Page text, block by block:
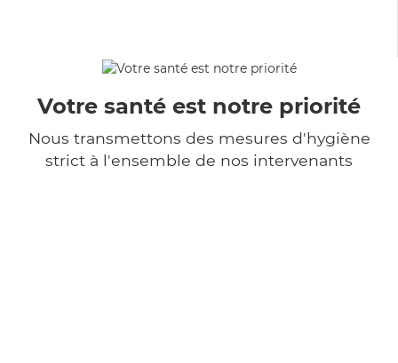
Votre santé est notre priorité
Nous transmettons des mesures d'hygiène
strict à l'ensemble de nos intervenants